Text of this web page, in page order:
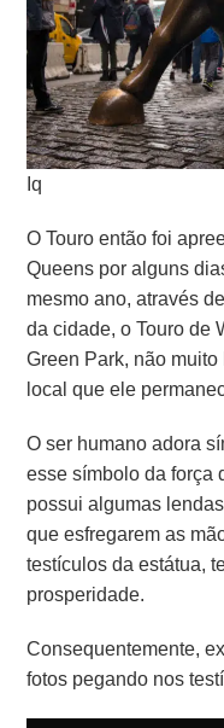
Iq
O Touro então foi
Queens por alguns
mesmo ano, através
da cidade, o Touro de
Green Park, não
local que ele
O ser humano adora
esse símbolo da força
possui algumas
que esfregarem as
testículos da estátua,
prosperidade.
Consequentemente,
fotos pegando nos